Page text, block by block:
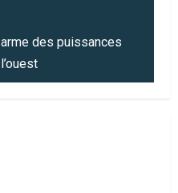
des puissances